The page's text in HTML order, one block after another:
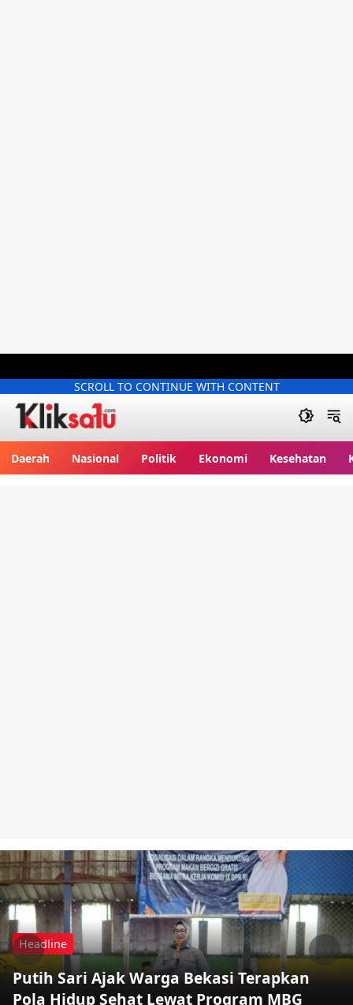
SCROLL TO CONTINUE WITH CONTENT
Daerah Nasional Politik Ekonomi Kesehatan
Headline
Putih Sari Ajak Warga Bekasi Terapkan
Pola Hidup Sehat Lewat Program MBG
Previous